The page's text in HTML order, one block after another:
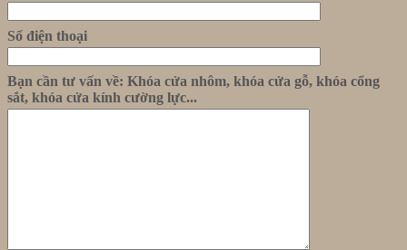
Số điện thoại
Bạn cần tư vấn về: Khóa cửa nhôm, khóa cửa gỗ, khóa cổng
sắt, khóa cửa kính cường lực...